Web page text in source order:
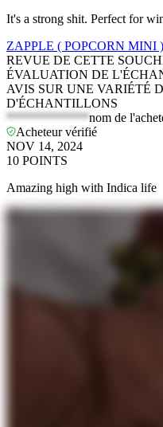
It's a strong shit. Perfect for
ZAPPLE ( POPCORN MINI )
REVUE DE CETTE
ÉVALUATION DE
AVIS SUR UNE VARIÉTÉ
D'ÉCHANTILLONS
*************nom de
Acheteur vérifié
NOV 14, 2024
10 POINTS
Amazing high with Indica life